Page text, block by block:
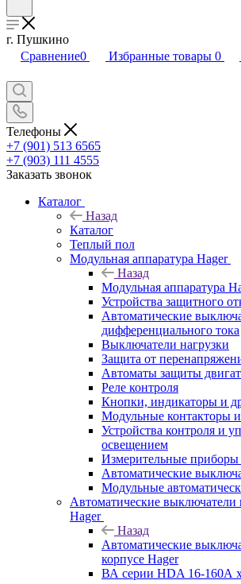
г. Пушкино
Сравнение0 Избранные товары 0
Телефоны
+7 (901) 513 6565
+7 (903) 111 4555
Заказать звонок
Каталог
Назад
Каталог
Теплый пол
Модульная аппаратура Hager
Назад
Модульная аппаратура
Устройства защитного
Автоматические
дифференциального тока
Выключатели нагрузки
Защита от
Автоматы защиты
Реле контроля
Кнопки, индикаторы и
Модульные контакторы
Устройства контроля и
освещением
Измерительные приборы
Автоматические
Модульные
Автоматические выключатели
Hager
Назад
Автоматические
корпусе Hager
ВА серии HDA 16-160А